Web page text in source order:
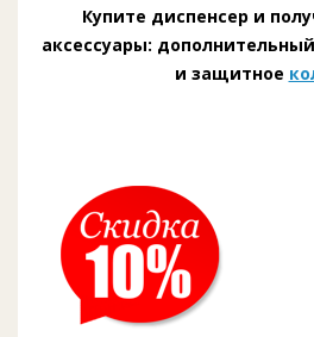
Купите диспенсер и
аксессуары: дополнительный
и защитное